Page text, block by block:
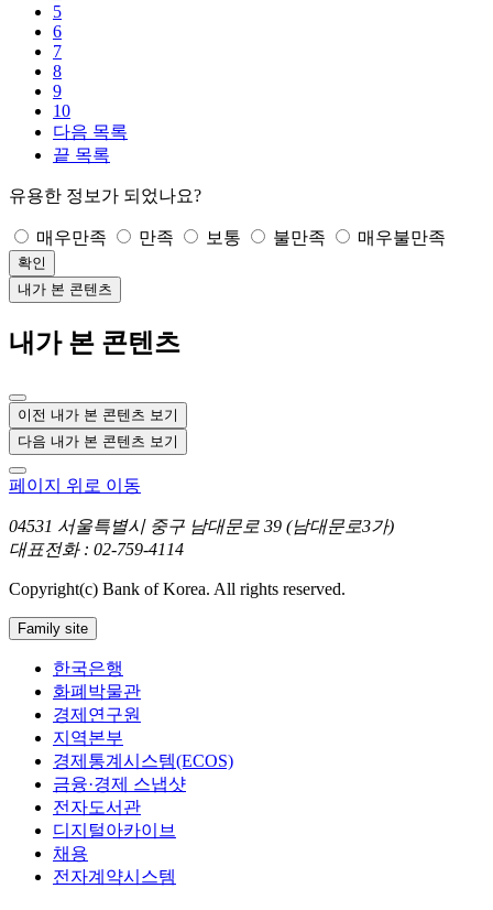
5
6
7
8
9
10
다음 목록
끝 목록
유용한 정보가 되었나요?
매우만족 만족 보통 불만족 매우불만족
확인
내가 본 콘텐츠
내가 본 콘텐츠
이전 내가 본 콘텐츠 보기
다음 내가 본 콘텐츠 보기
페이지 위로 이동
04531 서울특별시 중구 남대문로 39 (남대문로3가)
대표전화 : 02-759-4114
Copyright(c) Bank of Korea. All rights reserved.
Family site
한국은행
화폐박물관
경제연구원
지역본부
경제통계시스템(ECOS)
금융·경제 스냅샷
전자도서관
디지털아카이브
채용
전자계약시스템